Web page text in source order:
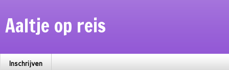
Aaltje op reis
Inschrijven